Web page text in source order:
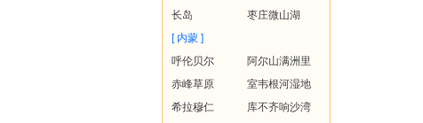
长岛
枣庄微山湖
[ 内蒙 ]
呼伦贝尔
阿尔山满洲里
赤峰草原
室韦根河湿地
希拉穆仁
库不齐响沙湾